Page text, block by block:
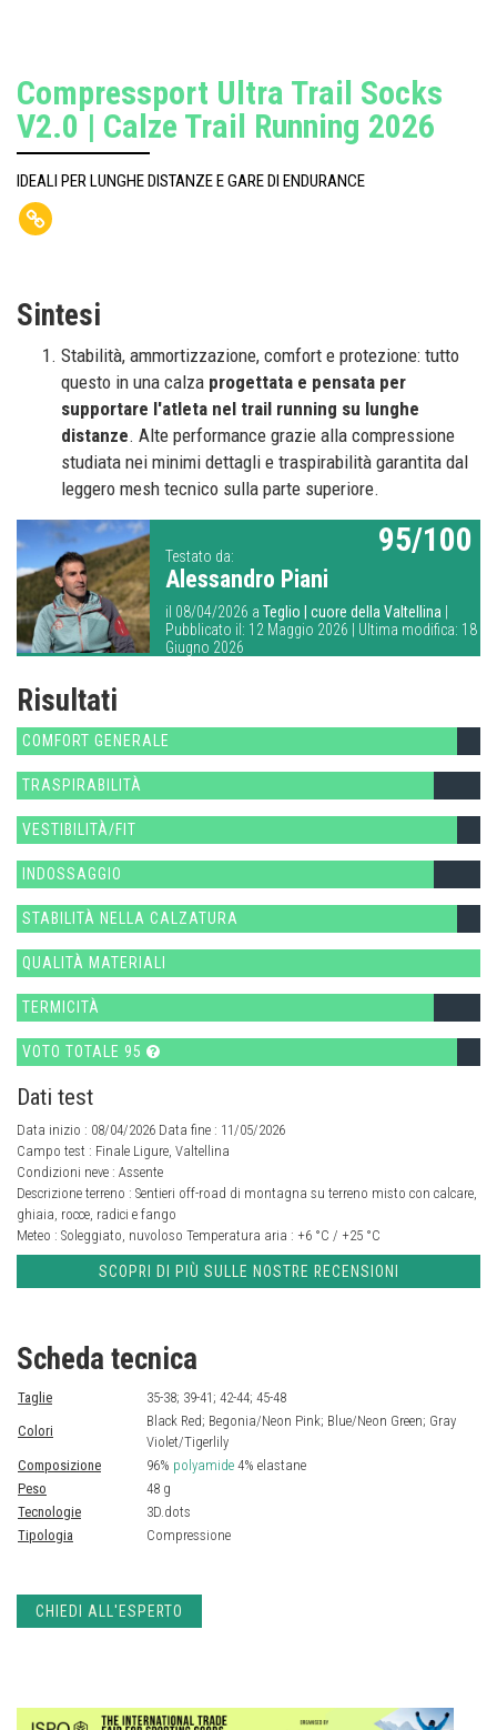
Compressport Ultra Trail Socks
V2.0 | Calze Trail Running 2026
IDEALI PER LUNGHE DISTANZE E GARE DI ENDURANCE
Sintesi
Stabilità, ammortizzazione, comfort e protezione: tutto
questo in una calza progettata e pensata per
supportare l'atleta nel trail running su lunghe
distanze. Alte performance grazie alla compressione
studiata nei minimi dettagli e traspirabilità garantita dal
leggero mesh tecnico sulla parte superiore.
Testato da:
Alessandro Piani
il 08/04/2026 a Teglio | cuore della Valtellina
Pubblicato il: 12 Maggio 2026 | Ultima modifica: 18
Giugno 2026
95/100
Risultati
COMFORT GENERALE
TRASPIRABILITÀ
VESTIBILITÀ/FIT
INDOSSAGGIO
STABILITÀ NELLA CALZATURA
QUALITÀ MATERIALI
TERMICITÀ
VOTO TOTALE 95
Dati test
Data inizio : 08/04/2026 Data fine : 11/05/2026
Campo test : Finale Ligure, Valtellina
Condizioni neve : Assente
Descrizione terreno : Sentieri off-road di montagna su terreno misto con calcare,
ghiaia, rocce, radici e fango
Meteo : Soleggiato, nuvoloso Temperatura aria : +6 °C / +25 °C
SCOPRI DI PIÙ SULLE NOSTRE RECENSIONI
Scheda tecnica
Taglie
35-38; 39-41; 42-44; 45-48
Colori
Black Red; Begonia/Neon Pink; Blue/Neon Green; Gray
Violet/Tigerlily
Composizione
96% polyamide 4% elastane
Peso
48 g
Tecnologie
3D.dots
Tipologia
Compressione
CHIEDI ALL'ESPERTO